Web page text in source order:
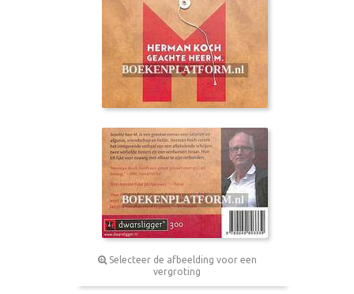
Selecteer de afbeelding voor een
vergroting